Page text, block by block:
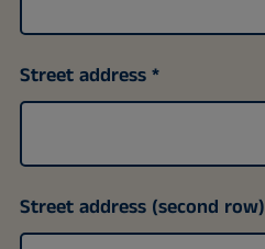
Street address
Street address (second row)